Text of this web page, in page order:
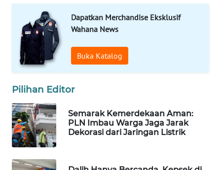
Dapatkan Merchandise Eksklusif
Wahana News
Buka Katalog
Pilihan Editor
Semarak Kemerdekaan Aman:
PLN Imbau Warga Jaga Jarak
Dekorasi dari Jaringan Listrik
LAPAK
WAHANA
Wahana
Network
LISTRIK
MASYARAKAT
KELISTRIKAN
WALINKI
ID